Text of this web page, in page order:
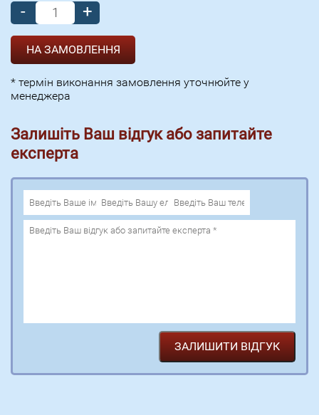
-
+
* термін виконання замовлення уточнюйте у
менеджера
Залишіть Ваш відгук або запитайте
експерта